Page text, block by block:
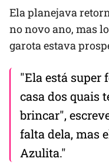
Ela planejava
no novo ano, mas
garota estava
"Ela está super
casa dos quais
brincar",
falta dela, mas
Azulita."